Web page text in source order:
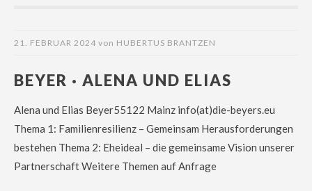
21. FEBRUAR 2024 von HUBERTUS BRANTZEN
BEYER · ALENA UND ELIAS
Alena und Elias Beyer55122 Mainz info(at)die-beyers.eu
Thema 1: Familienresilienz – Gemeinsam Herausforderungen
bestehen Thema 2: Eheideal – die gemeinsame Vision unserer
Partnerschaft Weitere Themen auf Anfrage